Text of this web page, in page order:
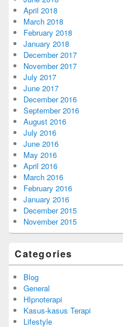
April 2018
March 2018
February 2018
January 2018
December 2017
November 2017
July 2017
June 2017
December 2016
September 2016
August 2016
July 2016
June 2016
May 2016
April 2016
March 2016
February 2016
January 2016
December 2015
November 2015
Categories
Blog
General
HIpnoterapi
Kasus-kasus Terapi
Lifestyle